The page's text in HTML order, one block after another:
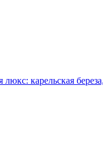
карельская